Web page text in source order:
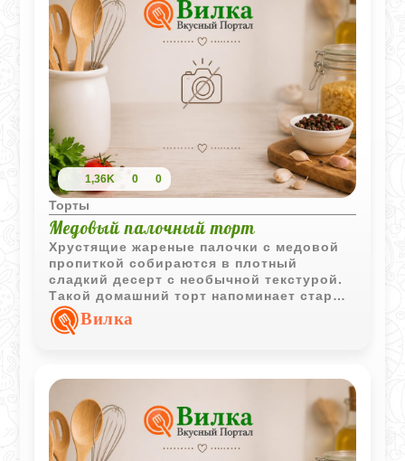
1,36K 0 0
Торты
Медовый палочный торт
Хрустящие жареные палочки с медовой
пропиткой собираются в плотный
сладкий десерт с необычной текстурой.
Такой домашний торт напоминает старые
семейные рецепты - простой, ароматный
и очень уютный к чаю.
Вилка